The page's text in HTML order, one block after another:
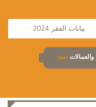
بيانات الفقر 2024
(عدد)